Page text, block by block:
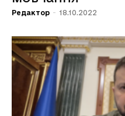
Редактор - 18.10.2022